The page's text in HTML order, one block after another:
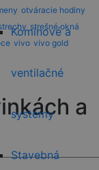
Komínové a
ventilačné
systémy
Stavebná
otváracie hodiny
strešné okná
vivo vivo gold
a